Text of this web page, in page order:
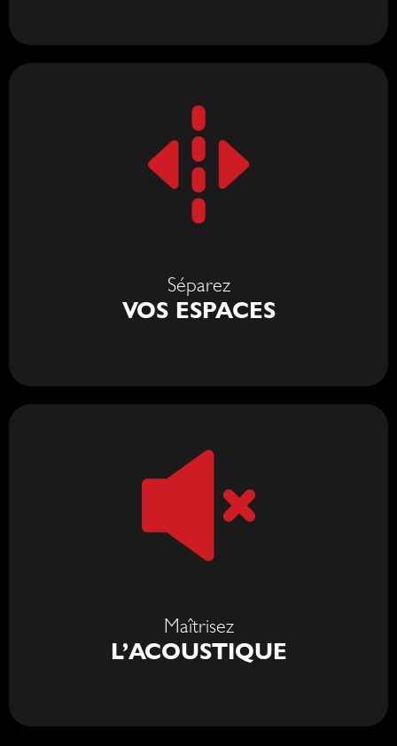
Séparez
VOS ESPACES
Maîtrisez
L’ACOUSTIQUE